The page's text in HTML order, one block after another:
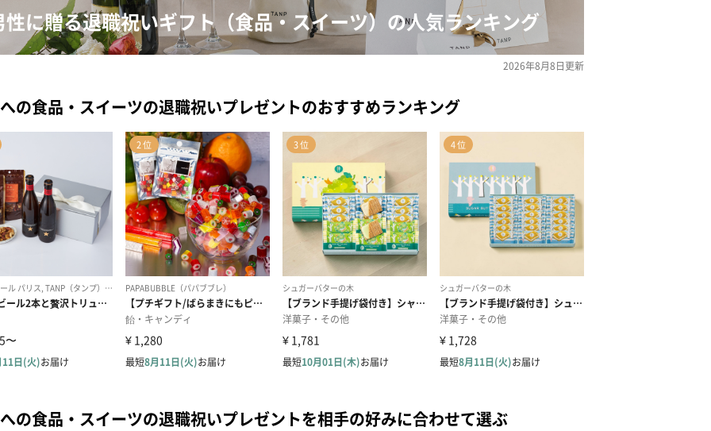
性に贈る退職祝いギフト（食品・スイーツ）の人気ランキング
2026年8月8日更新
の食品・スイーツの退職祝いプレゼントのおすすめランキング
の食品・スイーツの退職祝いプレゼントを相手の好みに合わせて選ぶ